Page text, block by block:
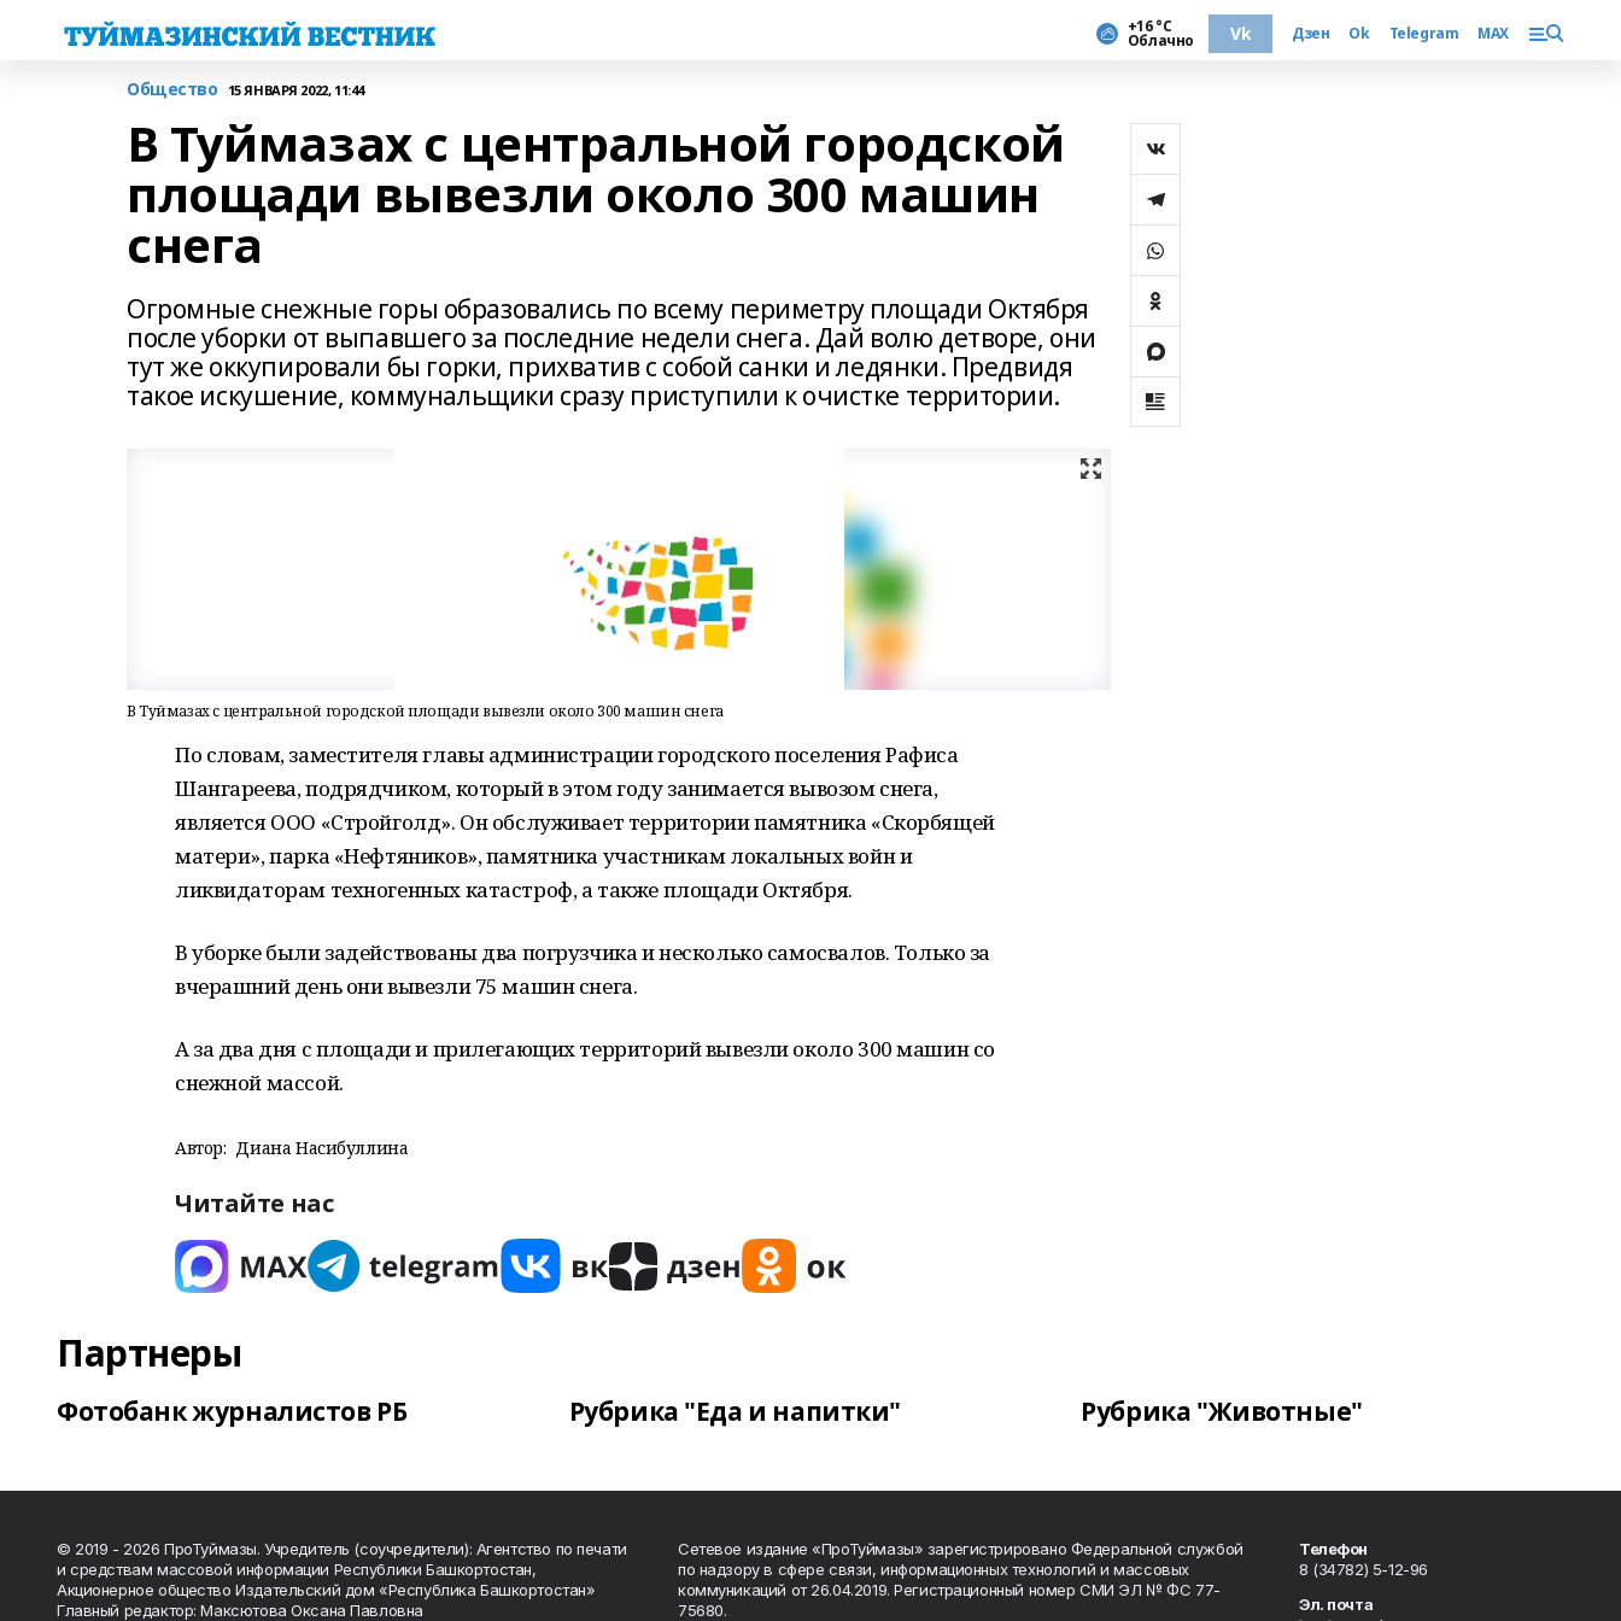
+16 °С
Облачно Vk Дзен Ok Telegram MAX
Общество 15 ЯНВАРЯ 2022, 11:44
В Туймазах с центральной городской
площади вывезли около 300 машин
снега
Огромные снежные горы образовались по всему периметру площади Октября
после уборки от выпавшего за последние недели снега. Дай волю детворе, они
тут же оккупировали бы горки, прихватив с собой санки и ледянки. Предвидя
такое искушение, коммунальщики сразу приступили к очистке территории.
В Туймазах с центральной городской площади вывезли около 300 машин снега
По словам, заместителя главы администрации городского поселения Рафиса
Шангареева, подрядчиком, который в этом году занимается вывозом снега,
является ООО «Стройголд». Он обслуживает территории памятника «Скорбящей
матери», парка «Нефтяников», памятника участникам локальных войн и
ликвидаторам техногенных катастроф, а также площади Октября.
В уборке были задействованы два погрузчика и несколько самосвалов. Только за
вчерашний день они вывезли 75 машин снега.
А за два дня с площади и прилегающих территорий вывезли около 300 машин со
снежной массой.
Автор: Диана Насибуллина
Читайте нас
Партнеры
Фотобанк журналистов РБ Рубрика "Еда и напитки" Рубрика "Животные"
© 2019 - 2026 ПроТуймазы. Учредитель (соучредители): Агентство по печати
и средствам массовой информации Республики Башкортостан,
Акционерное общество Издательский дом «Республика Башкортостан»
Главный редактор: Максютова Оксана Павловна
Сетевое издание «ПроТуймазы» зарегистрировано Федеральной службой
по надзору в сфере связи, информационных технологий и массовых
коммуникаций от 26.04.2019. Регистрационный номер СМИ ЭЛ № ФС 77-
75680.
Телефон
8 (34782) 5-12-96
Эл. почта